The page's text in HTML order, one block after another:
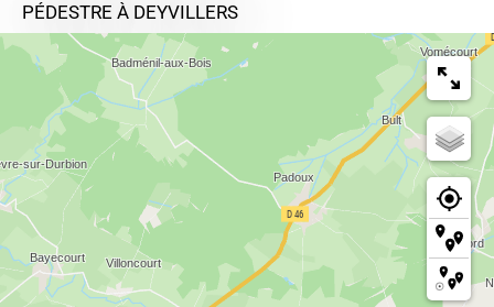
PÉDESTRE À DEYVILLERS